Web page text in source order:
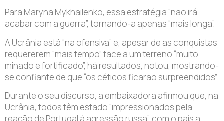
Para Maryna Mykhailenko, essa estratégia “não irá
acabar com a guerra”, tornando-a apenas “mais longa”.
A Ucrânia está “na ofensiva” e, apesar de as conquistas
requererem “mais tempo” face a um terreno “muito
minado e fortificado”, há resultados, notou, mostrando-
se confiante de que “os céticos ficarão surpreendidos”
Durante o seu discurso, a embaixadora afirmou que, na
Ucrânia, todos têm estado “impressionados pela
reação de Portugal à agressão russa”, com o país a